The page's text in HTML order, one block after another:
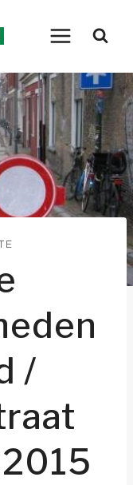
/